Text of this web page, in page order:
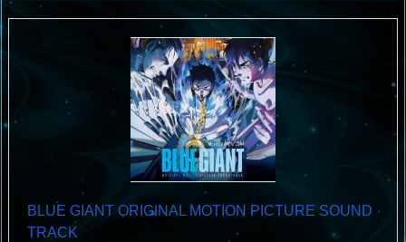
BLUE GIANT ORIGINAL MOTION PICTURE SOUND
TRACK